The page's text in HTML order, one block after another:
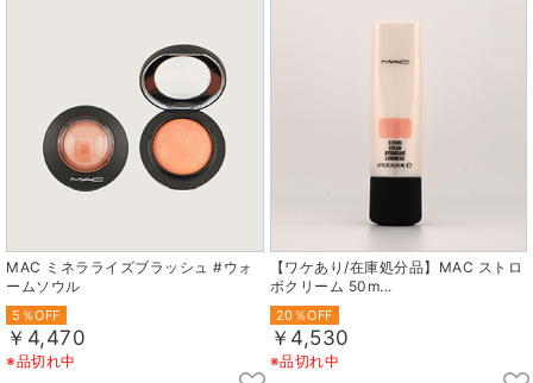
MAC ミネラライズブラッシュ #ウォ
ームソウル
5％OFF
￥4,470
※品切れ中
【ワケあり/在庫処分品】MAC ストロ
ボクリーム 50m...
20％OFF
￥4,530
※品切れ中